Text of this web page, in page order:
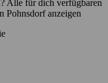
Alle für dich verfügbaren
Pohnsdorf anzeigen